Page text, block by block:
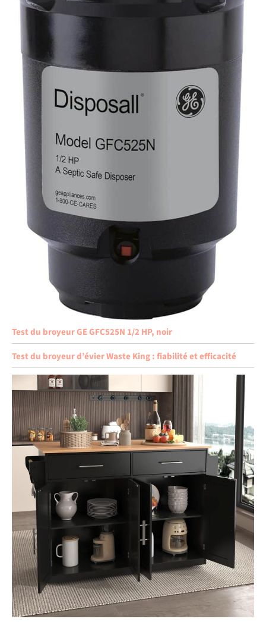
Test du broyeur GE GFC525N 1/2 HP, noir
Test du broyeur d’évier Waste King : fiabilité et efficacité